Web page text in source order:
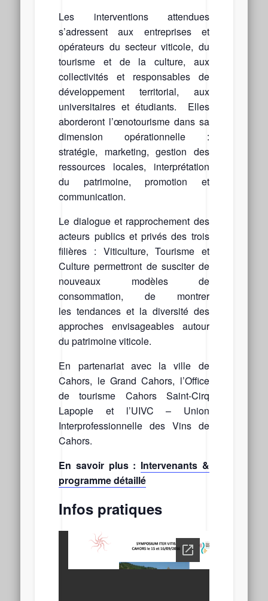
Les interventions attendues
s’adressent aux entreprises et
opérateurs du secteur viticole, du
tourisme et de la culture, aux
collectivités et responsables de
développement territorial, aux
universitaires et étudiants. Elles
aborderont l’œnotourisme dans sa
dimension opérationnelle :
stratégie, marketing, gestion des
ressources locales, interprétation
du patrimoine, promotion et
communication.
Le dialogue et rapprochement des
acteurs publics et privés des trois
filières : Viticulture, Tourisme et
Culture permettront de susciter de
nouveaux modèles de
consommation, de montrer
les tendances et la diversité des
approches envisageables autour
du patrimoine viticole.
En partenariat avec la ville de
Cahors, le Grand Cahors, l’Office
de tourisme Cahors Saint-Cirq
Lapopie et l’UIVC – Union
Interprofessionnelle des Vins de
Cahors.
En savoir plus : Intervenants &
programme détaillé
Infos pratiques